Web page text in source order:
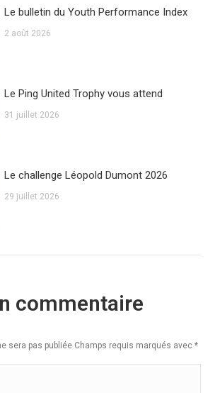
Le bulletin du Youth Performance Index
2 août 2026
Le Ping United Trophy vous attend
31 juillet 2026
Le challenge Léopold Dumont 2026
29 juillet 2026
commentaire
sera pas publiée Champs requis marqués avec *